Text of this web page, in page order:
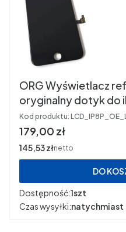
ORG Wyświetlacz
oryginalny dotyk do
Kod produktu:
Cena
179,00 zł
Cena
145,53 złnetto
DO
Dostępność:1szt
Czas wysyłki:natychmiast